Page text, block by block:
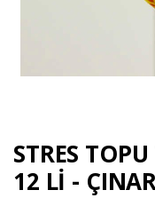
STRES
12 Lİ -